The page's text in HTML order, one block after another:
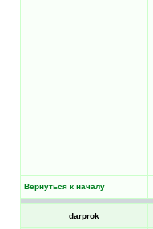
Вернуться к началу
darprok